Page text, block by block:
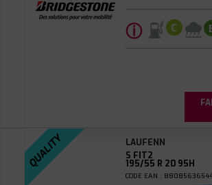
ⓘ C
QUALITY
LAUFENN
S FIT2
195/55 R 20 95H
CODE EAN :